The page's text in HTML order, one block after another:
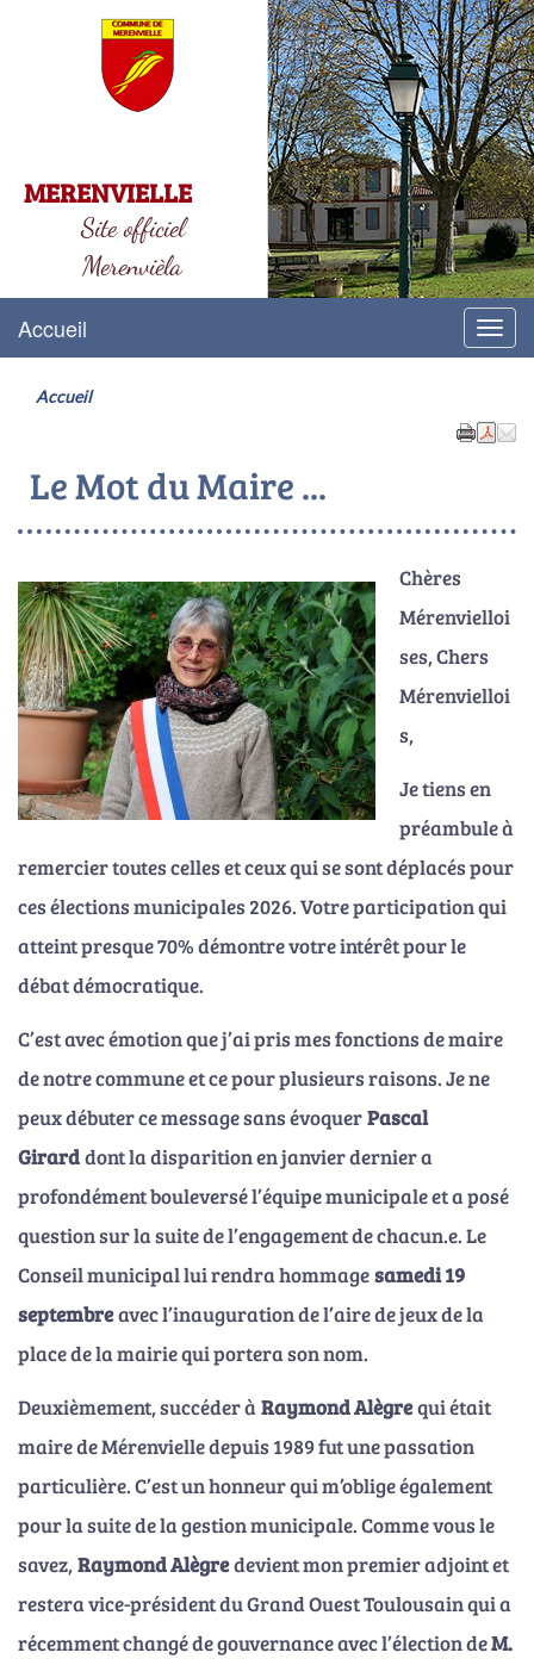
MERENVIELLE
Site officiel
Merenvièla
Menu
Accueil
Accueil
Le Mot du Maire ...
Chères
Mérenvielloi
ses, Chers
Mérenvielloi
s,
Je tiens en
préambule à
remercier toutes celles et ceux qui se sont déplacés pour
ces élections municipales 2026. Votre participation qui
atteint presque 70% démontre votre intérêt pour le
débat démocratique.
C’est avec émotion que j’ai pris mes fonctions de maire
de notre commune et ce pour plusieurs raisons. Je ne
peux débuter ce message sans évoquerPascal
Girarddont la disparition en janvier dernier a
profondément bouleversé l’équipe municipale et a posé
question sur la suite de l’engagement de chacun.e. Le
Conseil municipal lui rendra hommagesamedi 19
septembreavec l’inauguration de l’aire de jeux de la
place de la mairie qui portera son nom.
Deuxièmement, succéder àRaymond Alègrequi était
maire de Mérenvielle depuis 1989 fut une passation
particulière. C’est un honneur qui m’oblige également
pour la suite de la gestion municipale. Comme vous le
savez,Raymond Alègredevient mon premier adjoint et
restera vice-président du Grand Ouest Toulousain qui a
récemment changé de gouvernance avec l’élection deM.